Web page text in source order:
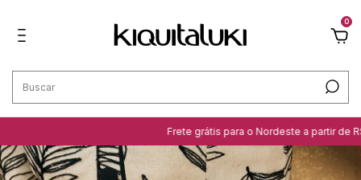
0
Frete grátis para o Nordeste a partir de R$